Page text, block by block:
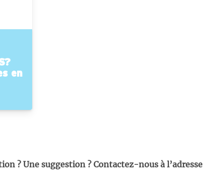
en
? Une suggestion ? Contactez-nous à l’adresse